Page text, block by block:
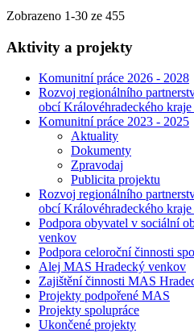
Zobrazeno 1-30 ze 455
Aktivity a projekty
Komunitní práce 2026 - 2028
Rozvoj regionálního
obcí Královéhradeckého
Komunitní práce 2023 - 2025
Aktuality
Dokumenty
Zpravodaj
Publicita projektu
Rozvoj regionálního
obcí Královéhradeckého
Podpora obyvatel v sociální
venkov
Podpora celoroční činnosti
Alej MAS Hradecký venkov
Zajištění činnosti MAS
Projekty podpořené MAS
Projekty spolupráce
Ukončené projekty